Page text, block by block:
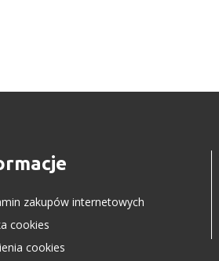
zakupów internetowych
cookies
cookies